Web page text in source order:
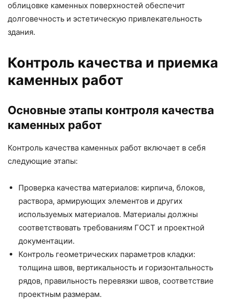
облицовке каменных поверхностей обеспечит
долговечность и эстетическую привлекательность
здания.
Контроль качества и приемка
каменных работ
Основные этапы контроля качества
каменных работ
Контроль качества каменных работ включает в себя
следующие этапы:
Проверка качества материалов: кирпича, блоков,
раствора, армирующих элементов и других
используемых материалов. Материалы должны
соответствовать требованиям ГОСТ и проектной
документации.
Контроль геометрических параметров кладки:
толщина швов, вертикальность и горизонтальность
рядов, правильность перевязки швов, соответствие
проектным размерам.